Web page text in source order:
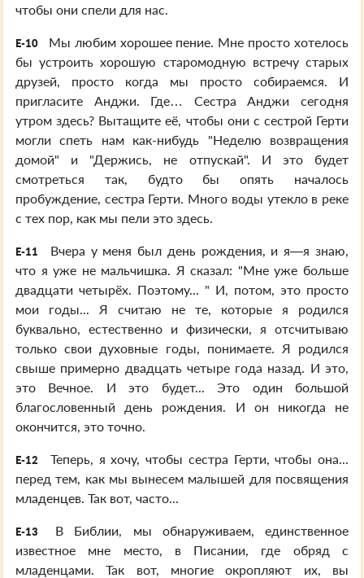
чтобы они спели для нас.
E-10
Мы любим хорошее пение. Мне просто хотелось
бы устроить хорошую старомодную встречу старых
друзей, просто когда мы просто собираемся. И
пригласите Анджи. Где… Сестра Анджи сегодня
утром здесь? Вытащите её, чтобы они с сестрой Герти
могли спеть нам как-нибудь "Неделю возвращения
домой" и "Держись, не отпускай". И это будет
смотреться так, будто бы опять началось
пробуждение, сестра Герти. Много воды утекло в реке
с тех пор, как мы пели это здесь.
E-11
Вчера у меня был день рождения, и я—я знаю,
что я уже не мальчишка. Я сказал: "Мне уже больше
двадцати четырёх. Поэтому... " И, потом, это просто
мои годы... Я считаю не те, которые я родился
буквально, естественно и физически, я отсчитываю
только свои духовные годы, понимаете. Я родился
свыше примерно двадцать четыре года назад. И это,
это Вечное. И это будет... Это один большой
благословенный день рождения. И он никогда не
окончится, это точно.
E-12
Теперь, я хочу, чтобы сестра Герти, чтобы она...
перед тем, как мы вынесем малышей для посвящения
младенцев. Так вот, часто...
E-13
В Библии, мы обнаруживаем, единственное
известное мне место, в Писании, где обряд с
младенцами. Так вот, многие окропляют их, вы